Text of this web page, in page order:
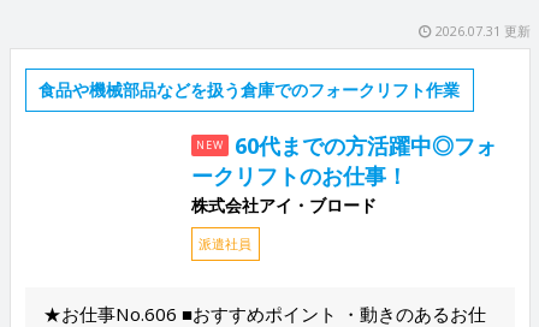
2026.07.31 更新
食品や機械部品などを扱う倉庫でのフォークリフト作業
NEW
60代までの方活躍中◎フォ
ークリフトのお仕事！
株式会社アイ・ブロード
派遣社員
★お仕事No.606 ■おすすめポイント ・動きのあるお仕